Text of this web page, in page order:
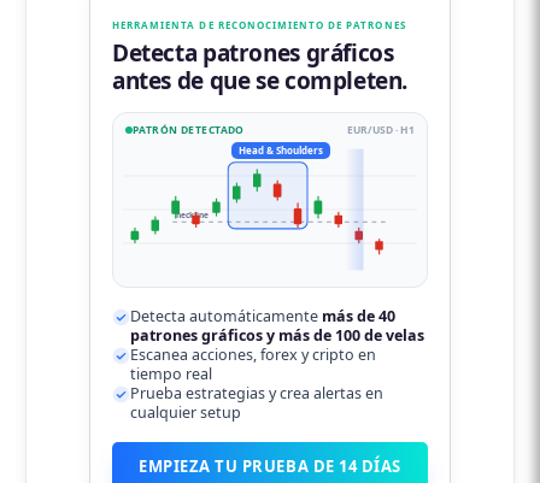
HERRAMIENTA DE RECONOCIMIENTO DE PATRONES
Detecta patrones gráficos
antes de que se completen.
PATRÓN DETECTADO EUR/USD · H1
neckline
Head & Shoulders
Detecta automáticamente más de 40
patrones gráficos y más de 100 de velas
Escanea acciones, forex y cripto en
tiempo real
Prueba estrategias y crea alertas en
cualquier setup
EMPIEZA TU PRUEBA DE 14 DÍAS